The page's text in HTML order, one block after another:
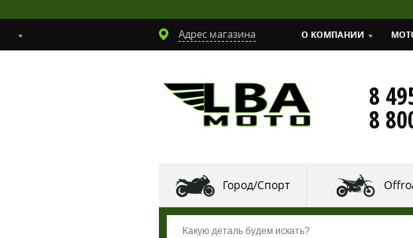
Адрес магазина О КОМПАНИИ
8
8
Город/Спорт